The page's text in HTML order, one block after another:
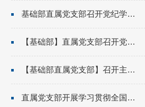
基础部直属党支部召开党纪学习教育总结会议
【基础部】直属党支部召开党纪学习教育集中学习会
【基础部直属党支部】召开主题教育专题组织生活会
直属党支部开展学习贯彻全国两会精神主题党日活动